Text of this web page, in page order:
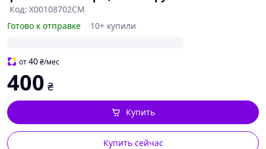
Код: X00108702CM
Готово к отправке
10+ купили
от40₴/мес
400 ₴
Купить сейчас
Купить